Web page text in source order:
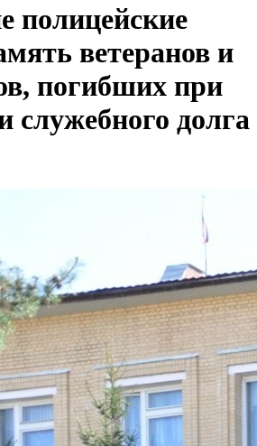
полицейские
ветеранов и
погибших при
служебного долга